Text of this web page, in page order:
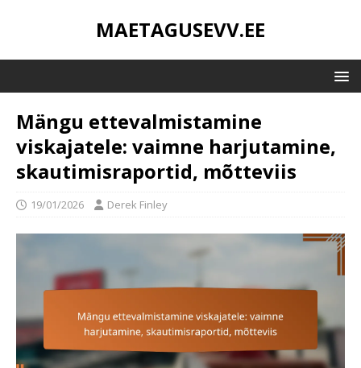
MAETAGUSEVV.EE
Mängu ettevalmistamine
viskajatele: vaimne harjutamine,
skautimisraportid, mõtteviis
19/01/2026 Derek Finley